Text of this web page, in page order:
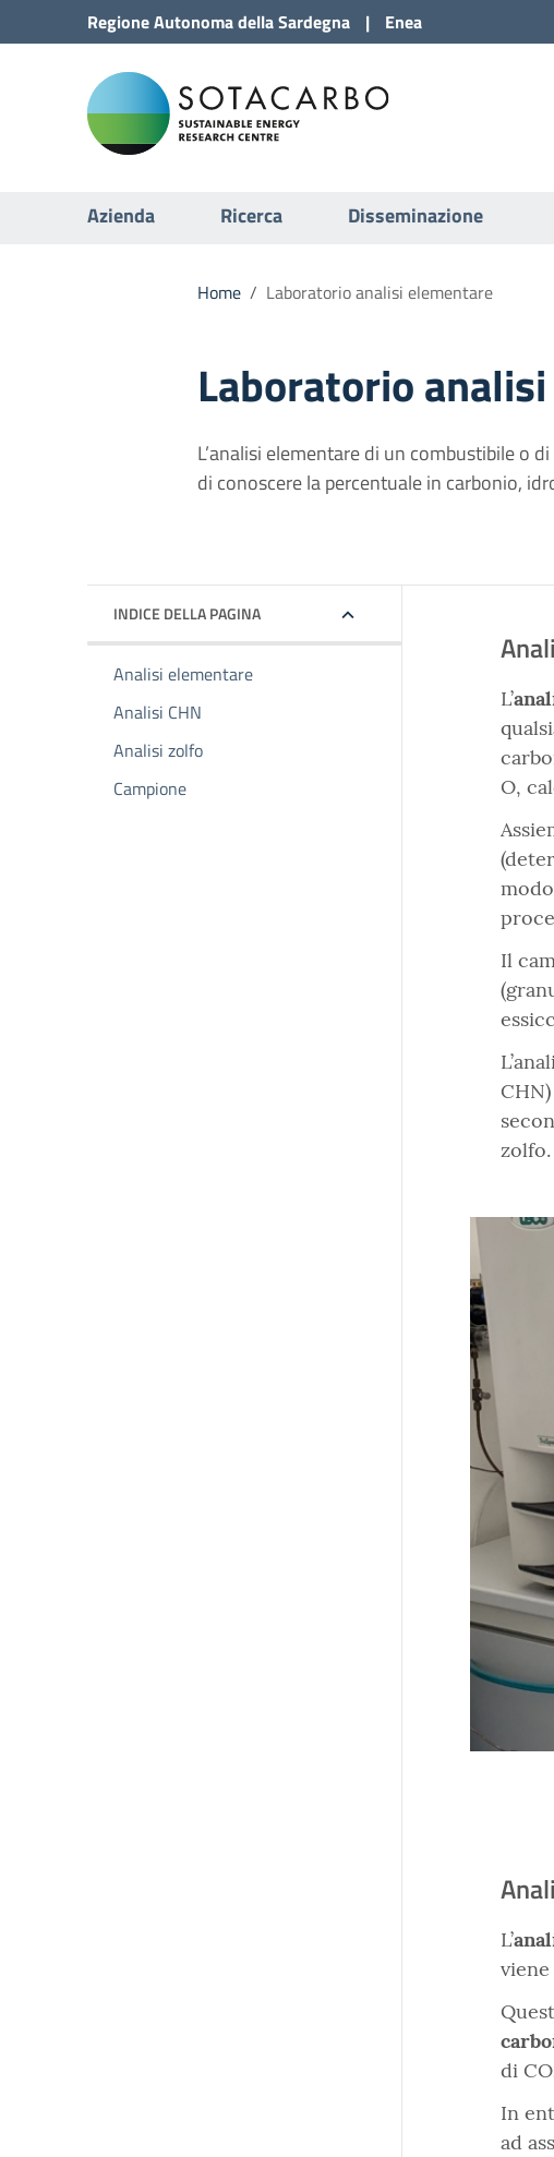
Vai al Contenuto
Vai alla navigazione del sito
Vai al Footer
RegioneAutonoma dellaSardegna | Enea
Submenu
Azienda Ricerca Disseminazione
Home / Laboratorio analisi elementare
Laboratorio
L’analisi elementare di un combustibile o
di conoscere la percentuale in carbonio,
INDICE DELLA PAGINA
Analisi elementare
Analisi CHN
Analisi zolfo
Campione
L’
O,
Il
zolfo.
L’
di
In
ad